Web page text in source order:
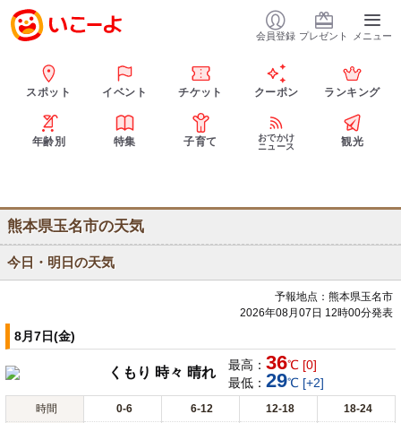
会員登録 プレゼント メニュー
スポット イベント チケット クーポン ランキング
年齢別 特集 子育て
おでかけ
ニュース
観光
熊本県玉名市の天気
今日・明日の天気
予報地点：熊本県玉名市
2026年08月07日 12時00分発表
8月7日(金)
くもり 時々 晴れ 最高： 36℃ [0]
最低： 29℃ [+2]
時間 0-6 6-12 12-18 18-24